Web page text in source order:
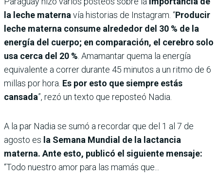
la leche maternavía historias de Instagram. “Producir
leche materna consume alrededor del 30 % de la
energía del cuerpo; en comparación, el cerebro solo
usa cerca del 20 %. Amamantar quema la energía
equivalente a correr durante 45 minutos a un ritmo de 6
millas por hora. Es por esto que siempre estás
cansada”, rezó un texto que reposteó Nadia.
A la par Nadia se sumó a recordar que del 1 al 7 de
agosto es la Semana Mundial de la lactancia
materna. Ante esto, publicó el siguiente mensaje:
“Todo nuestro amor para las mamás que...